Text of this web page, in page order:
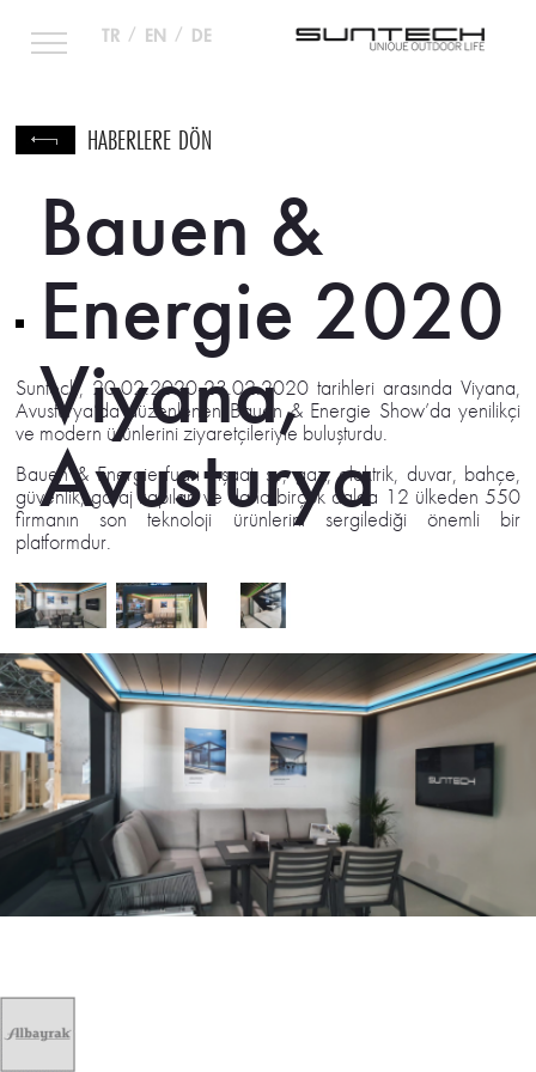
TR / EN / DE
HABERLERE DÖN
Bauen &
Energie 2020
Viyana,
Avusturya
Suntech, 20.02.2020-23.02.2020 tarihleri arasında Viyana,
Avusturya’da düzenlenen Bauen & Energie Show’da yenilikçi
ve modern ürünlerini ziyaretçileriyle buluşturdu.
Bauen & Energie fuarı inşaat, su, gaz, elektrik, duvar, bahçe,
güvenlik, garaj kapıları ve daha birçok dalda 12 ülkeden 550
firmanın son teknoloji ürünlerini sergilediği önemli bir
platformdur.